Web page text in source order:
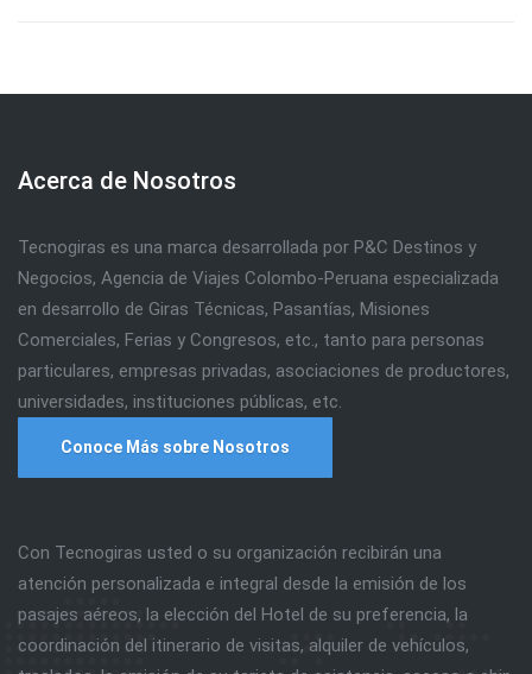
Acerca de Nosotros
Tecnogiras es una marca desarrollada por P&C Destinos y
Negocios, Agencia de Viajes Colombo-Peruana especializada
en desarrollo de Giras Técnicas, Pasantías, Misiones
Comerciales, Ferias y Congresos, etc., tanto para personas
particulares, empresas privadas, asociaciones de productores,
universidades, instituciones públicas, etc.
Conoce Más sobre Nosotros
Con Tecnogiras usted o su organización recibirán una
atención personalizada e integral desde la emisión de los
pasajes aéreos, la elección del Hotel de su preferencia, la
coordinación del itinerario de visitas, alquiler de vehículos,